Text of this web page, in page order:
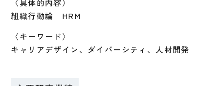
〈具体的内容〉
組織行動論 HRM
〈キーワード〉
キャリアデザイン、ダイバーシティ、人材開発